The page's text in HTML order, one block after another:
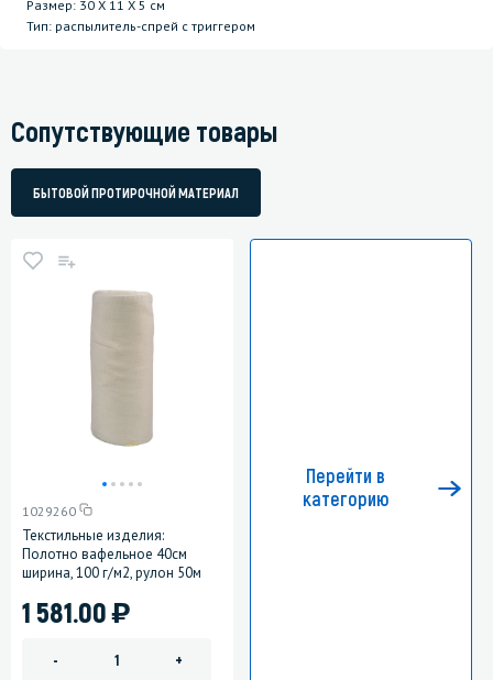
Размер: 30 Х 11 Х 5 см
Тип: распылитель-спрей с триггером
Сопутствующие товары
БЫТОВОЙ ПРОТИРОЧНОЙ МАТЕРИАЛ
1029260
Текстильные изделия:
Полотно вафельное 40см
ширина, 100 г/м2, рулон 50м
1 581.00)
- +
Перейти в
категорию